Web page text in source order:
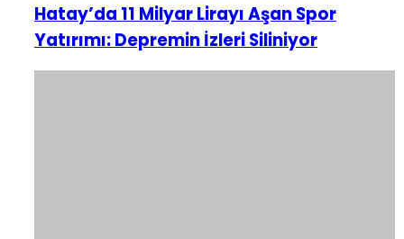
Hatay’da 11 Milyar Lirayı Aşan Spor
Yatırımı: Depremin İzleri Siliniyor